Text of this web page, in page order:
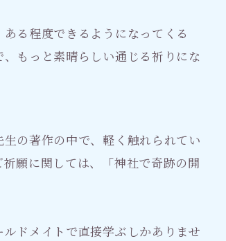
る程度できるようになってくる
もっと素晴らしい通じる祈りにな
の著作の中で、軽く触れられてい
願に関しては、「神社で奇跡の開
ドメイトで直接学ぶしかありませ